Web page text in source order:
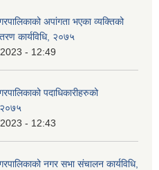
अपांगता भएका व्यक्तिको
कार्यविधि, २०७५
- 12:49
पदाधिकारीहरुको
- 12:43
नगर सभा संचालन कार्यविधि,